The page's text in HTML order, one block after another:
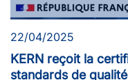
22/04/2025
KERN reçoit la
standards de